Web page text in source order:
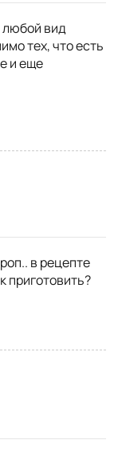
вид
тех, что есть
и еще
в рецепте
приготовить?